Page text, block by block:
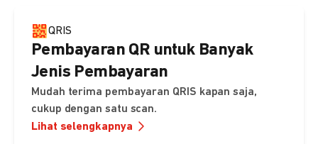
QRIS
Pembayaran QR untuk Banyak
Jenis Pembayaran
Mudah terima pembayaran QRIS kapan saja,
cukup dengan satu scan.
Lihat selengkapnya